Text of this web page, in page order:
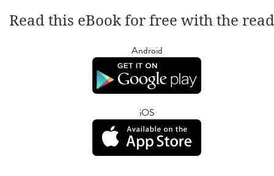
Read this eBook for free with the
Android
iOS